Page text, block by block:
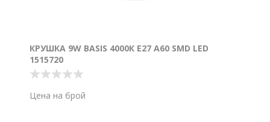
КРУШКА 9W BASIS 4000К E27 A60 SMD LED
1515720
Цена на брой